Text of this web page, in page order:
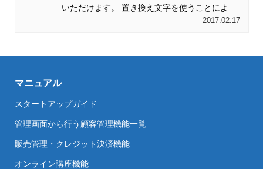
いただけます。 置き換え文字を使うことによ
2017.02.17
マニュアル
スタートアップガイド
管理画面から行う顧客管理機能一覧
販売管理・クレジット決済機能
オンライン講座機能